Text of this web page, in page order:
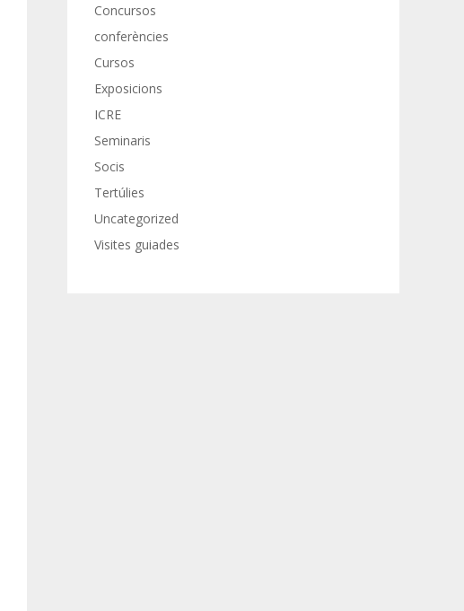
Concursos
conferències
Cursos
Exposicions
ICRE
Seminaris
Socis
Tertúlies
Uncategorized
Visites guiades